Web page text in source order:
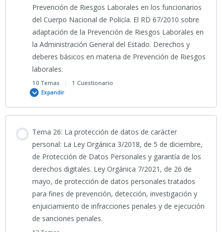
SIMULACRO INTERACTIVO 4_ TEMA 22 CNP
TEST TEMA 22 CNP
PODCAST TEMA 23 CNP
TEST TEMA 23 CNP
JURÍDICAS
INFOGRAFÍA TEMA 24 CIENCIAS JURÍDICAS
SIMULACRO 1_TEMA 24 CIENCIAS JURÍDICAS_20 preguntas
SIMULACRO 2_TEMA 24 CIENCIAS JURÍDICAS_20 preguntas
SIMULACRO 3_TEMA 24 CIENCIAS JURÍDICAS_20 preguntas
SIMULACRO 4_TEMA 24 CIENCIAS JURÍDICAS_20 preguntas
Prevención de Riesgos Laborales en los funcionarios
del Cuerpo Nacional de Policía. El RD 67/2010 sobre
adaptación de la Prevención de Riesgos Laborales en
la Administración General del Estado. Derechos y
deberes básicos en materia de Prevención de Riesgos
laborales.
10 Temas | 1 Cuestionario
Expandir
0% COMPLETADO 0/10 Pasos
14_05_2026_Clase grabada Tema 25 CNP
SIMULACRO 1_ 100 PREGUNTAS TEMA 25 CNP 2026
Tema 26: La protección de datos de carácter
personal: La Ley Orgánica 3/2018, de 5 de diciembre,
de Protección de Datos Personales y garantía de los
derechos digitales. Ley Orgánica 7/2021, de 26 de
mayo, de protección de datos personales tratados
para fines de prevención, detección, investigación y
enjuiciamiento de infracciones penales y de ejecución
de sanciones penales.